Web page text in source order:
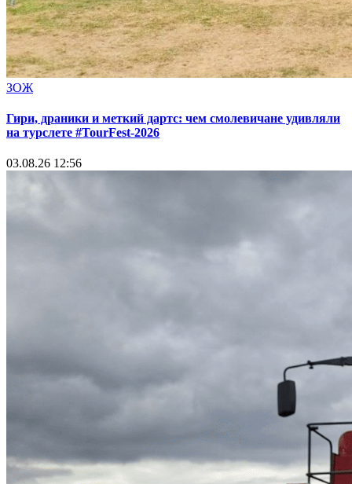
ЗОЖ
Гири, драники и меткий дартс: чем смолевичане удивляли
на турслете #TourFest-2026
03.08.26 12:56